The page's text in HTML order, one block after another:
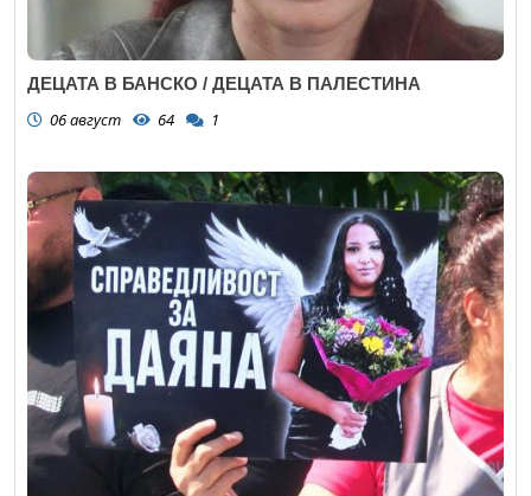
ДЕЦАТА В БАНСКО / ДЕЦАТА В ПАЛЕСТИНА
06 август 64 1